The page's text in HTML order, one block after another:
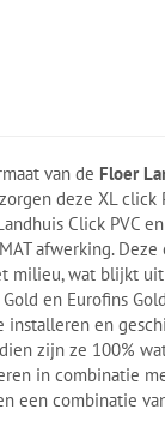
van de Floer
deze XL
Click PVC
afwerking.
milieu, wat blijkt
en Eurofins
installeren en
zijn ze 100%
in combinatie
een combinatie